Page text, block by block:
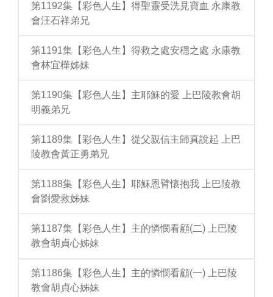
第1192集【彩色人生】得聖靈受洗見寶血 永康教
會汪石祥弟兄
第1191集【彩色人生】得救之處安穩之處 永康教
會林宜樺姊妹
第1190集【彩色人生】主耶穌的愛 上巴陵教會胡
明義弟兄
第1189集【彩色人生】從父親信主歸真說起 上巴
陵教會黃正勇弟兄
第1188集【彩色人生】耶穌恩臂懷抱我 上巴陵教
會劉愛救姊妹
第1187集【彩色人生】主的憐憫看顧(二) 上巴陵
教會胡貞心姊妹
第1186集【彩色人生】主的憐憫看顧(一) 上巴陵
教會胡貞心姊妹